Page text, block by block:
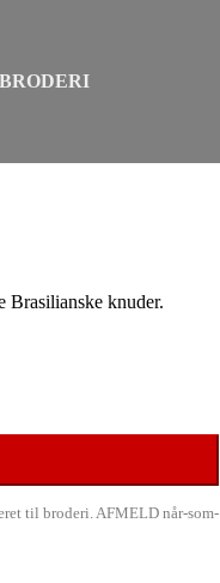
Brasilianske knuder.
til broderi. AFMELD når-som-